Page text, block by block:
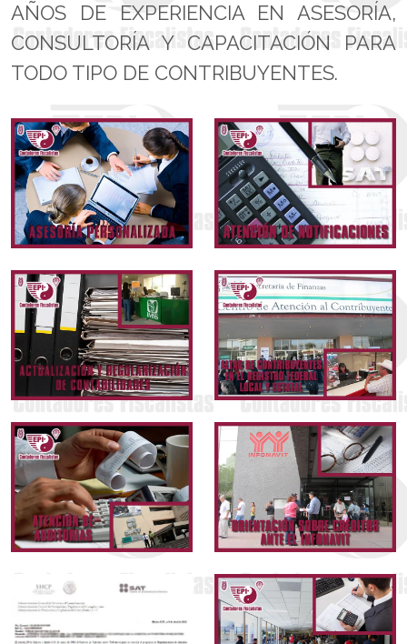
AÑOS DE EXPERIENCIA EN ASESORÍA,
CONSULTORÍA Y CAPACITACIÓN PARA
TODO TIPO DE CONTRIBUYENTES.